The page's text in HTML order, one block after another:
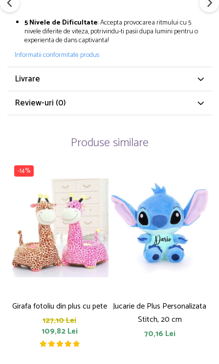
5 Nivele de Dificultate: Accepta provocarea ritmului cu 5
nivele diferite de viteza, potrivindu-ti pasii dupa lumini pentru o
experienta de dans captivanta!
Informatii conformitate produs
Livrare
Review-uri (0)
Produse similare
-14%
Girafa fotoliu din plus cu pete
127,10 Lei
109,82 Lei
Jucarie de Plus Personalizata
Stitch, 20 cm
70,16 Lei